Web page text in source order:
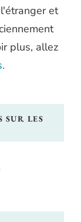
et
plus, allez
SUR LES